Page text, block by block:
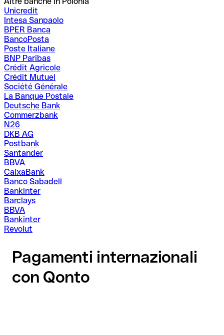
Unicredit
Intesa Sanpaolo
BPER Banca
BancoPosta
Poste Italiane
BNP Paribas
Crédit Agricole
Crédit Mutuel
Société Générale
La Banque Postale
Deutsche Bank
Commerzbank
N26
DKB AG
Postbank
Santander
BBVA
CaixaBank
Banco Sabadell
Bankinter
Barclays
BBVA
Bankinter
Revolut
Pagamenti internazionali
con Qonto